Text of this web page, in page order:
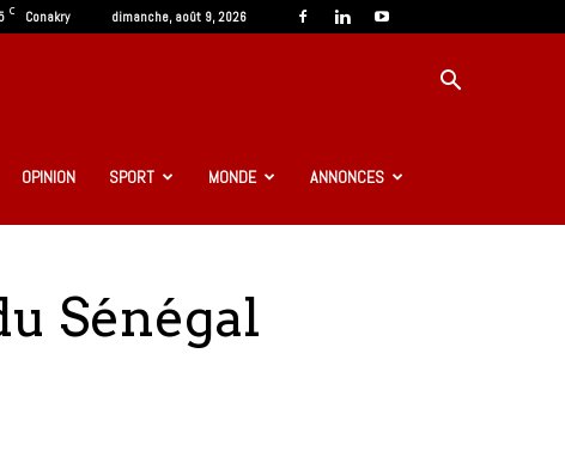
C Conakry dimanche, août 9, 2026
OPINION SPORT MONDE ANNONCES
Sénégal